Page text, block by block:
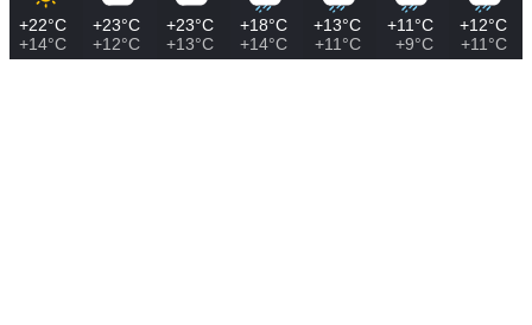
+22°C
+14°C
+23°C
+12°C
+23°C
+13°C
+18°C
+14°C
+13°C
+11°C
+11°C
+9°C
+12°C
+11°C